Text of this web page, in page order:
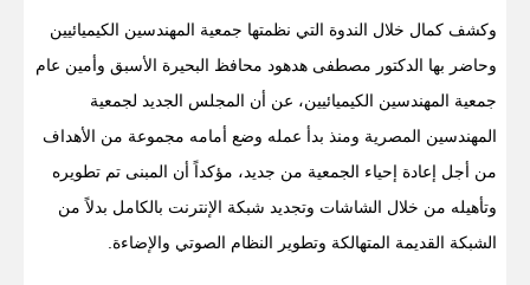
وكشف كمال خلال الندوة التي نظمتها جمعية المهندسين الكيميائيين
وحاضر بها الدكتور مصطفى هدهود محافظ البحيرة الأسبق وأمين عام
جمعية المهندسين الكيميائيين، عن أن المجلس الجديد لجمعية
المهندسين المصرية ومنذ بدأ عمله وضع أمامه مجموعة من الأهداف
من أجل إعادة إحياء الجمعية من جديد، مؤكداً أن المبنى تم تطويره
وتأهيله من خلال الشاشات وتجديد شبكة الإنترنت بالكامل بدلاً من
الشبكة القديمة المتهالكة وتطوير النظام الصوتي والإضاءة.